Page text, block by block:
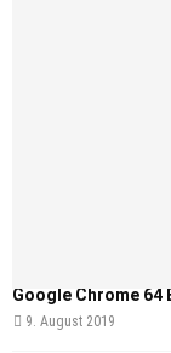
Google Chrome 64
9. August 2019